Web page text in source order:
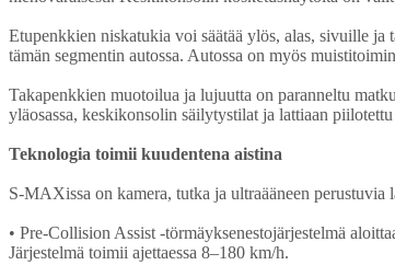
Etupenkkien niskatukia voi säätää ylös, alas, sivuille ja
tämän segmentin autossa. Autossa on myös
Takapenkkien muotoilua ja lujuutta on paranneltu
yläosassa, keskikonsolin säilytystilat ja lattiaan
Teknologia toimii kuudentena aistina
S-MAXissa on kamera, tutka ja ultraääneen perustuvia
• Pre-Collision Assist -törmäyksenestojärjestelmä
Järjestelmä toimii ajettaessa 8–180 km/h.